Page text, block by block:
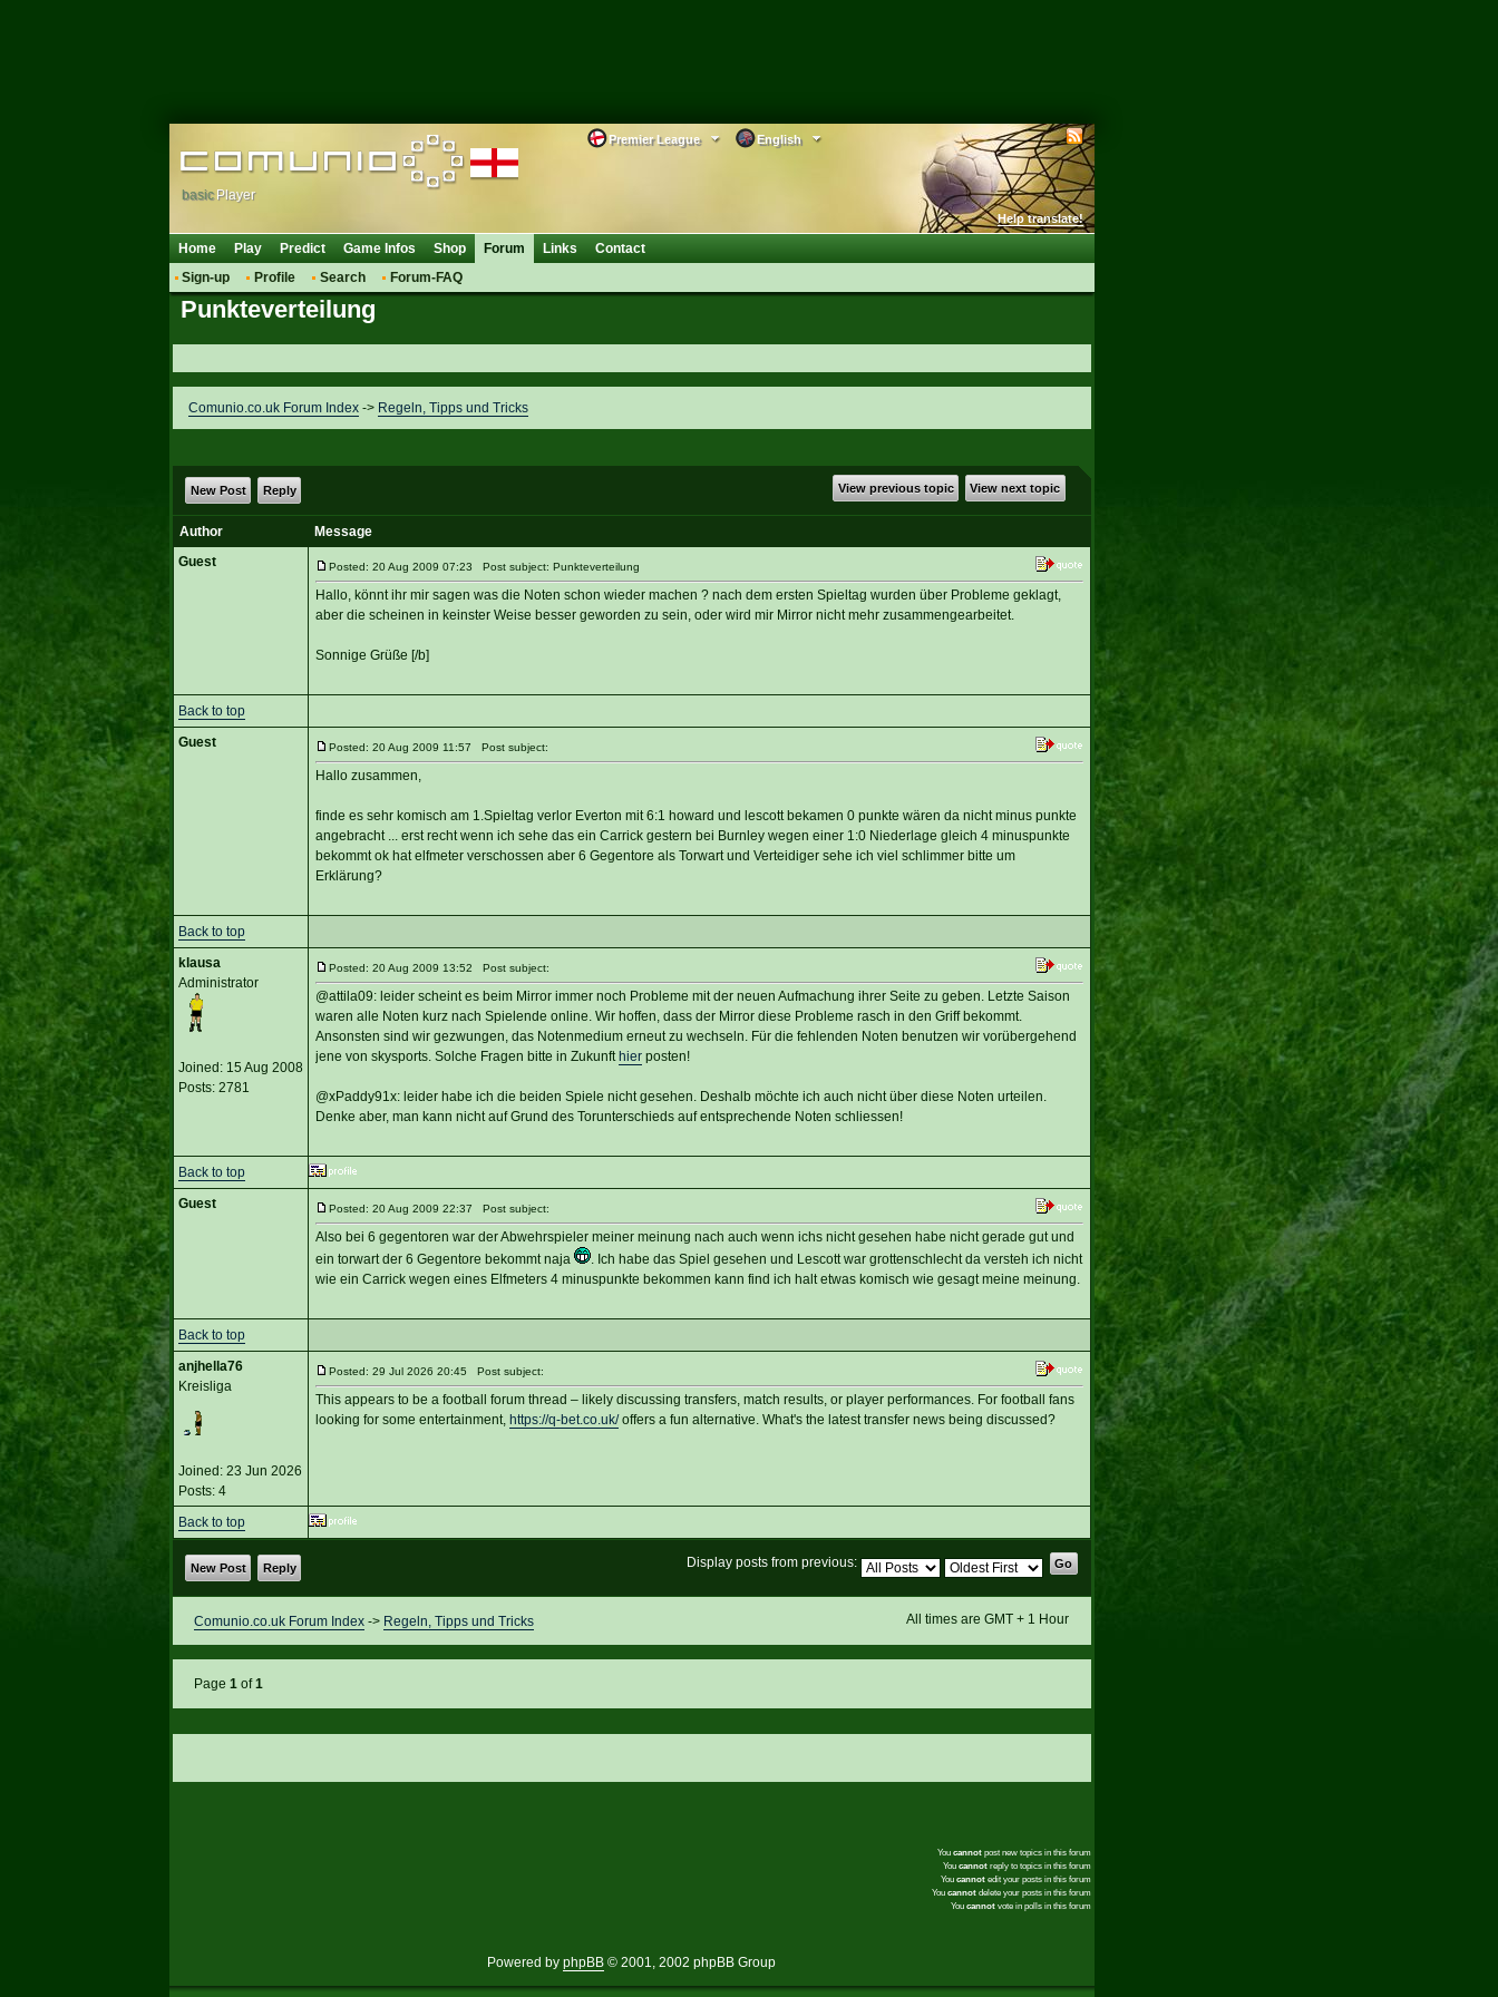
English
Premier League
Help translate!
basic Player
Home Play Predict Game Infos Shop
Forum
Sign-up
Profile Search Forum-FAQ
Links Contact
Punkteverteilung
Comunio.co.uk Forum Index-> Regeln, Tipps und Tricks
View previous topic View next topic
New Post Reply
Author
Message
Guest
Posted: 20 Aug 2009 07:23 Post subject: Punkteverteilung
Hallo, könnt ihr mir sagen was die Noten schon wieder machen ? nach dem ersten Spieltag wurden über Probleme geklagt,
aber die scheinen in keinster Weise besser geworden zu sein, oder wird mir Mirror nicht mehr zusammengearbeitet.
Sonnige Grüße [/b]
Back to top
Guest
Posted: 20 Aug 2009 11:57 Post subject:
Hallo zusammen,
finde es sehr komisch am 1.Spieltag verlor Everton mit 6:1 howard und lescott bekamen 0 punkte wären da nicht minus punkte
angebracht ... erst recht wenn ich sehe das ein Carrick gestern bei Burnley wegen einer 1:0 Niederlage gleich 4 minuspunkte
bekommt ok hat elfmeter verschossen aber 6 Gegentore als Torwart und Verteidiger sehe ich viel schlimmer bitte um
Erklärung?
Back to top
klausa
Administrator
Joined: 15 Aug 2008
Posts: 2781
Posted: 20 Aug 2009 13:52 Post subject:
@attila09: leider scheint es beim Mirror immer noch Probleme mit der neuen Aufmachung ihrer Seite zu geben. Letzte Saison
waren alle Noten kurz nach Spielende online. Wir hoffen, dass der Mirror diese Probleme rasch in den Griff bekommt.
Ansonsten sind wir gezwungen, das Notenmedium erneut zu wechseln. Für die fehlenden Noten benutzen wir vorübergehend
jene von skysports. Solche Fragen bitte in Zukunfthierposten!
@xPaddy91x: leider habe ich die beiden Spiele nicht gesehen. Deshalb möchte ich auch nicht über diese Noten urteilen.
Denke aber, man kann nicht auf Grund des Torunterschieds auf entsprechende Noten schliessen!
Back to top
Guest
Posted: 20 Aug 2009 22:37 Post subject:
Also bei 6 gegentoren war der Abwehrspieler meiner meinung nach auch wenn ichs nicht gesehen habe nicht gerade gut und
ein torwart der 6 Gegentore bekommt naja
. Ich habe das Spiel gesehen und Lescott war grottenschlecht da versteh ich nicht
wie ein Carrick wegen eines Elfmeters 4 minuspunkte bekommen kann find ich halt etwas komisch wie gesagt meine meinung.
Back to top
anjhella76
Kreisliga
Joined: 23 Jun 2026
Posts: 4
Posted: 29 Jul 2026 20:45 Post subject:
This appears to be a football forum thread – likely discussing transfers, match results, or player performances. For football fans
looking for some entertainment, https://q-bet.co.uk/offers a fun alternative. What's the latest transfer news being discussed?
Back to top
Display posts from previous:
New Post Reply
All times are GMT + 1 Hour
Comunio.co.uk Forum Index-> Regeln, Tipps und Tricks
Page 1of1
You cannotpost new topics in this forum
You cannotreply to topics in this forum
You cannotedit your posts in this forum
You cannotdelete your posts in this forum
You cannotvote in polls in this forum
Powered by phpBB © 2001, 2002 phpBB Group